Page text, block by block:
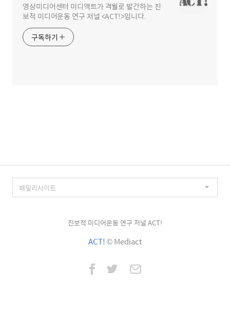
영상미디어센터 미디액트가 격월로 발간하는 진
보적 미디어운동 연구 저널 <ACT!>입니다.
구독하기
진보적 미디어운동 연구 저널 ACT!
ACT!© Mediact